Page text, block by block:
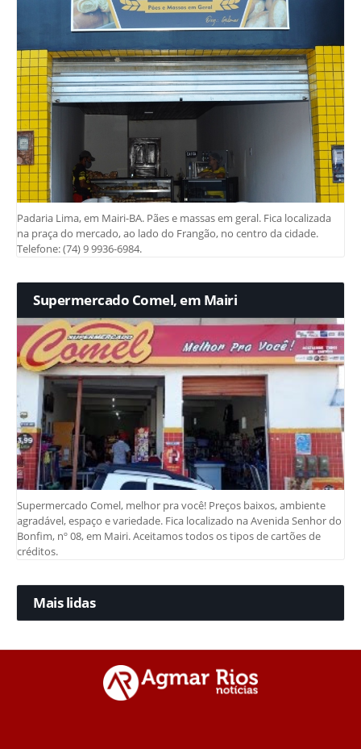
Padaria Lima, em Mairi-BA. Pães e massas em geral. Fica localizada
na praça do mercado, ao lado do Frangão, no centro da cidade.
Telefone: (74) 9 9936-6984.
Supermercado Comel, em Mairi
Supermercado Comel, melhor pra você! Preços baixos, ambiente
agradável, espaço e variedade. Fica localizado na Avenida Senhor do
Bonfim, nº 08, em Mairi. Aceitamos todos os tipos de cartões de
créditos.
Mais lidas